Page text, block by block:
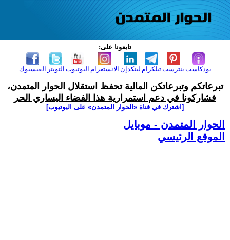
تابعونا على:
الفيسبوك التويتر اليوتيوب الانستغرام لينكدإن تيلكرامبنترست بودكاست
تبرعاتكم وتبرعاتكن المالية تحفظ استقلال الحوار المتمدن،
فشاركونا في دعم استمرارية هذا الفضاء اليساري الحر
[اشترك في قناة ‫«الحوار المتمدن» على اليوتيوب]
الحوار المتمدن - موبايل
الموقع الرئيسي